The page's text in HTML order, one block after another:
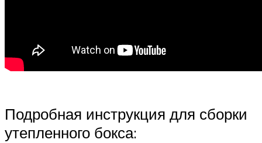
Подробная инструкция для сборки
утепленного бокса: